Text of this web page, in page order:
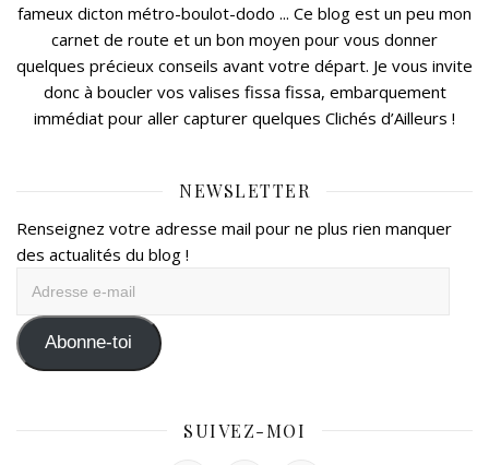
fameux dicton métro-boulot-dodo ... Ce blog est un peu mon
carnet de route et un bon moyen pour vous donner
quelques précieux conseils avant votre départ. Je vous invite
donc à boucler vos valises fissa fissa, embarquement
immédiat pour aller capturer quelques Clichés d’Ailleurs !
NEWSLETTER
Renseignez votre adresse mail pour ne plus rien manquer
des actualités du blog !
mail Abonne-toi
SUIVEZ-MOI